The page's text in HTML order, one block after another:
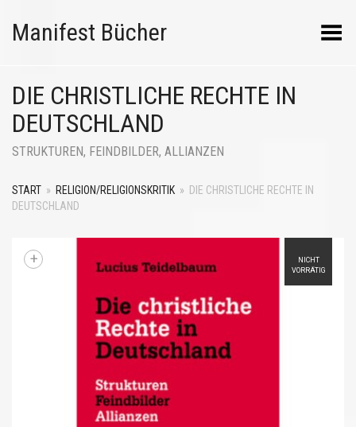
Manifest Bücher Menü umschalten
DIE CHRISTLICHE RECHTE IN
DEUTSCHLAND
STRUKTUREN, FEINDBILDER, ALLIANZEN
START » RELIGION/RELIGIONSKRITIK » DIE CHRISTLICHE RECHTE IN
DEUTSCHLAND
NICHT
VORRÄTIG
+